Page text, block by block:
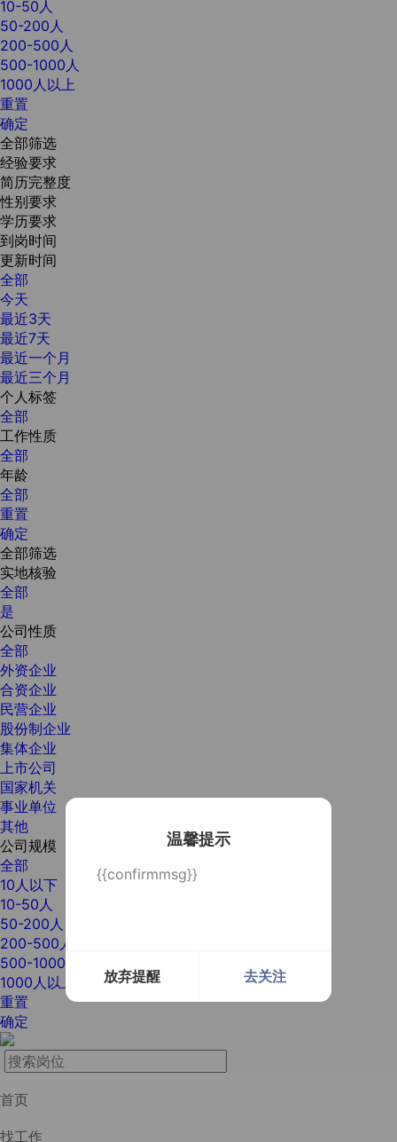
温馨提示
{{confirmmsg}}
放弃提醒 去关注
10-50人
50-200人
200-500人
500-1000人
1000人以上
重置
确定
全部筛选
经验要求
简历完整度
性别要求
学历要求
到岗时间
更新时间
全部
今天
最近3天
最近7天
最近一个月
最近三个月
个人标签
全部
工作性质
全部
年龄
全部
重置
确定
全部筛选
实地核验
全部
是
公司性质
全部
外资企业
合资企业
民营企业
股份制企业
集体企业
上市公司
国家机关
事业单位
其他
公司规模
全部
10人以下
10-50人
50-200人
200-500人
500-1000人
1000人以上
重置
确定
首页
找工作